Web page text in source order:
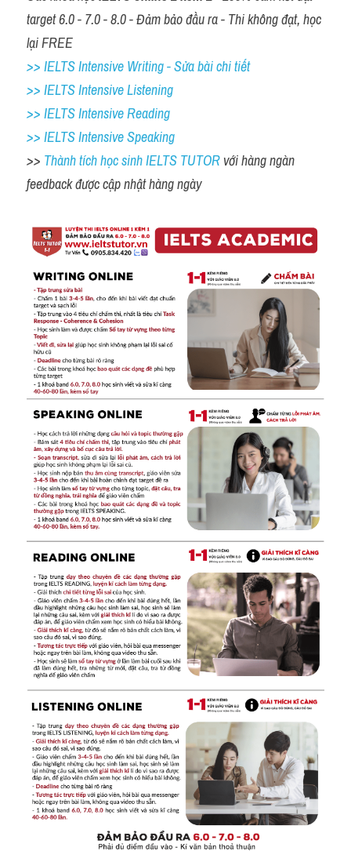
target 6.0 - 7.0 - 8.0 - Đảm bảo đầu ra - Thi không đạt, học
lại FREE
>> IELTS Intensive Writing - Sửa bài chi tiết
>> IELTS Intensive Listening
>> IELTS Intensive Reading
>> IELTS Intensive Speaking
>> Thành tích học sinh IELTS TUTOR với hàng ngàn
feedback được cập nhật hàng ngày